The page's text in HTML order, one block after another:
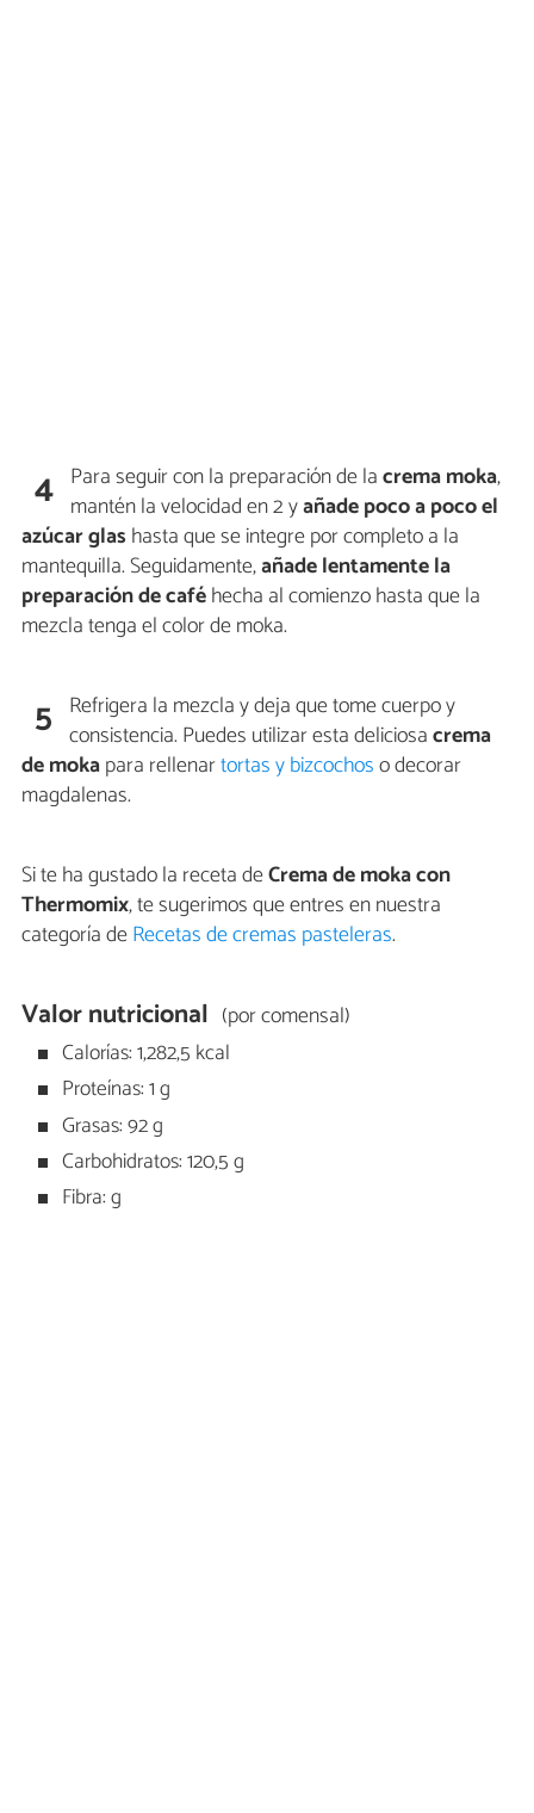
4 Para seguir con la preparación de lacrema moka,
mantén la velocidad en 2 yañade poco a poco el
azúcar glas hasta que se integre por completo a la
mantequilla. Seguidamente,añade lentamente la
preparación de caféhecha al comienzo hasta que la
mezcla tenga el color de moka.
5 Refrigera la mezcla y deja que tome cuerpo y
consistencia. Puedes utilizar esta deliciosacrema
de mokapara rellenartortas y bizcochoso decorar
magdalenas.
Si te ha gustado la receta deCrema de moka con
Thermomix, te sugerimos que entres en nuestra
categoría deRecetas de cremas pasteleras.
Valor nutricional (por comensal)
Calorías: 1,282,5 kcal
Proteínas: 1 g
Grasas: 92 g
Carbohidratos: 120,5 g
Fibra: g